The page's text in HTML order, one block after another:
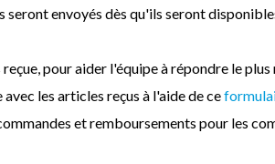
envoyés dès qu'ils seront
pour aider l'équipe à répondre le
les articles reçus à l'aide de ce
et remboursements pour les